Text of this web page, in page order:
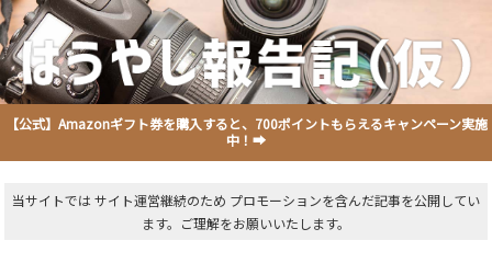
【公式】Amazonギフト券を購入すると、700ポイントもらえるキャンペーン実施
中！➡
当サイトでは サイト運営継続のため プロモーションを含んだ記事を公開してい
ます。ご理解をお願いいたします。